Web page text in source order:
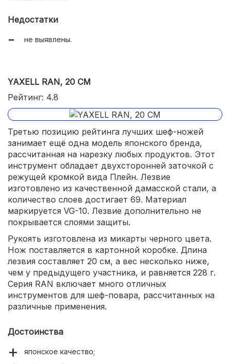
Недостатки
не выявлены.
YAXELL RAN, 20 СМ
Рейтинг: 4.8
Третью позицию рейтинга лучших шеф-ножей
занимает ещё одна модель японского бренда,
рассчитанная на нарезку любых продуктов. Этот
инструмент обладает двухсторонней заточкой с
режущей кромкой вида Плейн. Лезвие
изготовлено из качественной дамасской стали, а
количество слоев достигает 69. Материал
маркируется VG-10. Лезвие дополнительно не
покрывается слоями защиты.
Рукоять изготовлена из микарты черного цвета.
Нож поставляется в картонной коробке. Длина
лезвия составляет 20 см, а вес несколько ниже,
чем у предыдущего участника, и равняется 228 г.
Серия RAN включает много отличных
инструментов для шеф-повара, рассчитанных на
различные применения.
Достоинства
японское качество;